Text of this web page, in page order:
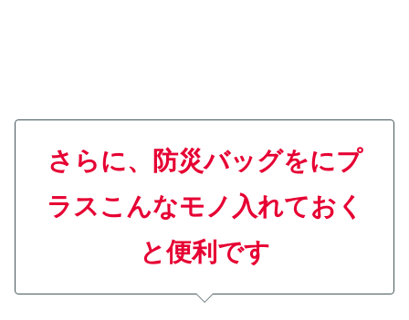
さらに、防災バッグをにプ
ラスこんなモノ入れておく
と便利です